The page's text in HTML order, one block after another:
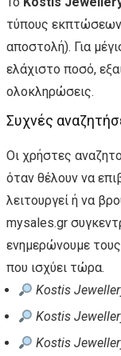
τύπους
αποστολή). Για
ελάχιστο ποσό,
ολοκληρώσεις.
Συχνές
Οι χρήστες
όταν θέλουν να
λειτουργεί ή να
mysales.gr
ενημερώνουμε
που ισχύει τώρα.
Kostis
Kostis
Kostis